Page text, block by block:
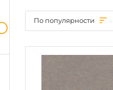
По популярности